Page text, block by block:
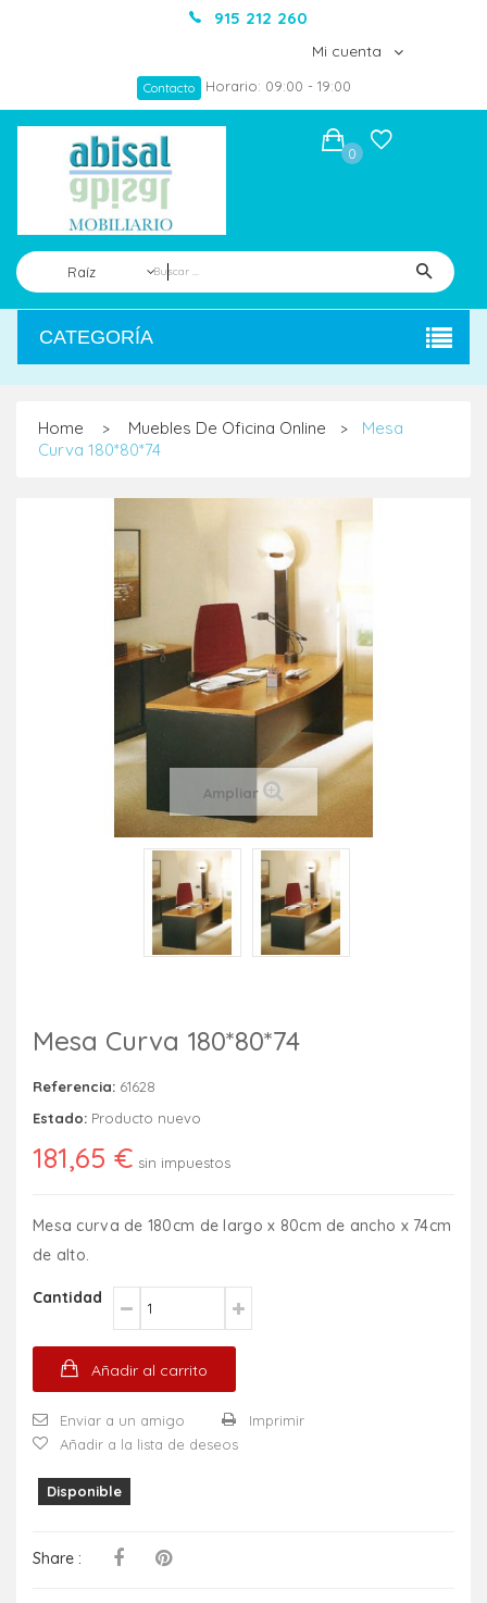
915 212 260
Mi cuenta
Contacto Horario: 09:00 - 19:00
Raíz
0
CATEGORÍA
Home > Muebles De Oficina Online >
Mesa
Curva 180*80*74
Ampliar
Mesa Curva 180*80*74
Referencia: 61628
Estado: Producto nuevo
181,65 € sin impuestos
Mesa curva de 180cm de largo x 80cm de ancho x 74cm
de alto.
Cantidad
Añadir al carrito
Enviar a un amigo
Imprimir
Añadir a la lista de deseos
Disponible
Share :